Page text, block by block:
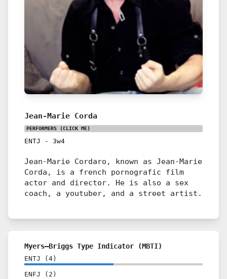
Jean-Marie Corda
PERFORMERS (CLICK ME)
ENTJ - 3w4
Jean-Marie Cordaro, known as Jean-Marie
Corda, is a french pornografic film
actor and director. He is also a sex
coach, a youtuber, and a street artist.
Myers–Briggs Type Indicator (MBTI)
ENTJ ( 4 )
ENFJ ( 2 )